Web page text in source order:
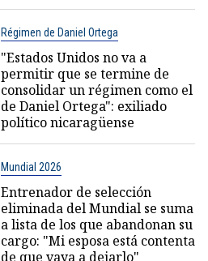
Régimen de Daniel Ortega
"Estados Unidos no va a
permitir que se termine de
consolidar un régimen como el
de Daniel Ortega": exiliado
político nicaragüense
Mundial 2026
Entrenador de selección
eliminada del Mundial se suma
a lista de los que abandonan su
cargo: "Mi esposa está contenta
de que vaya a dejarlo"